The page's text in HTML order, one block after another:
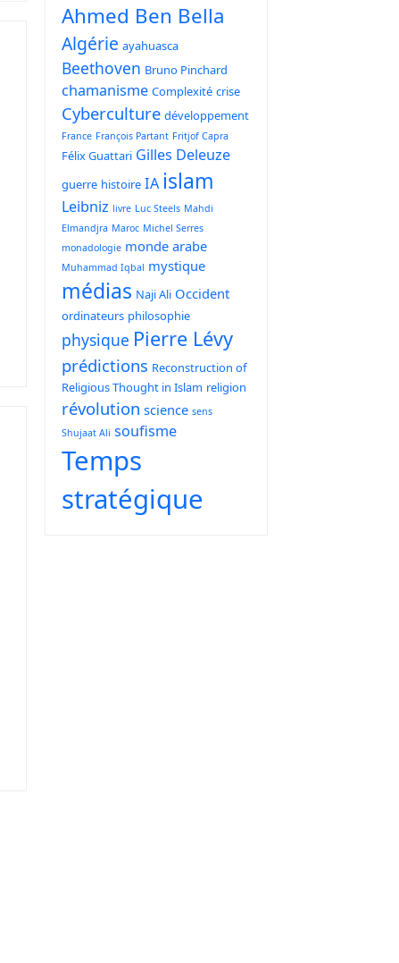
Ahmed Ben Bella
Algérie ayahuasca
Beethoven Bruno Pinchard
chamanisme Complexité crise
Cyberculture développement
France François Partant Fritjof Capra
Félix Guattari Gilles Deleuze
guerre histoire IA islam
Leibniz livre Luc Steels Mahdi
Elmandjra Maroc Michel Serres
monadologie monde arabe
Muhammad Iqbal mystique
médias Naji Ali Occident
ordinateurs philosophie
physique Pierre Lévy
prédictions Reconstruction of
Religious Thought in Islam religion
révolution science sens
Shujaat Ali soufisme
Temps
stratégique